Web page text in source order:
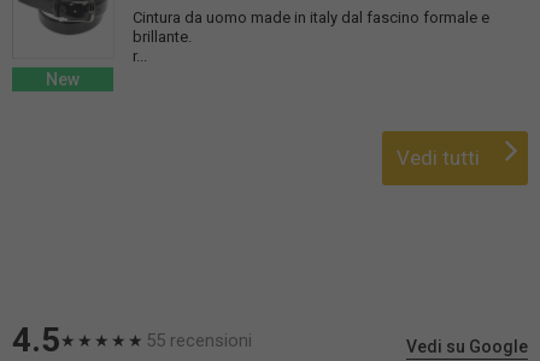
New
Cintura da uomo made in italy dal fascino formale e
brillante.
r...
Vedi tutti
4.5★★★★★ 55 recensioni Vedi su Google